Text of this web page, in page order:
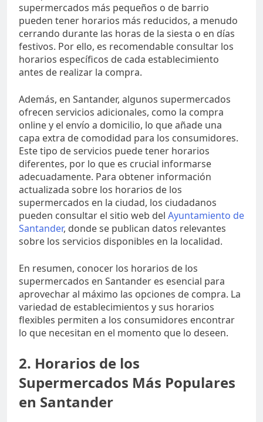
supermercados más pequeños o de barrio
pueden tener horarios más reducidos, a menudo
cerrando durante las horas de la siesta o en días
festivos. Por ello, es recomendable consultar los
horarios específicos de cada establecimiento
antes de realizar la compra.
Además, en Santander, algunos supermercados
ofrecen servicios adicionales, como la compra
online y el envío a domicilio, lo que añade una
capa extra de comodidad para los consumidores.
Este tipo de servicios puede tener horarios
diferentes, por lo que es crucial informarse
adecuadamente. Para obtener información
actualizada sobre los horarios de los
supermercados en la ciudad, los ciudadanos
pueden consultar el sitio web del Ayuntamiento de
Santander, donde se publican datos relevantes
sobre los servicios disponibles en la localidad.
En resumen, conocer los horarios de los
supermercados en Santander es esencial para
aprovechar al máximo las opciones de compra. La
variedad de establecimientos y sus horarios
flexibles permiten a los consumidores encontrar
lo que necesitan en el momento que lo deseen.
2. Horarios de los
Supermercados Más Populares
en Santander